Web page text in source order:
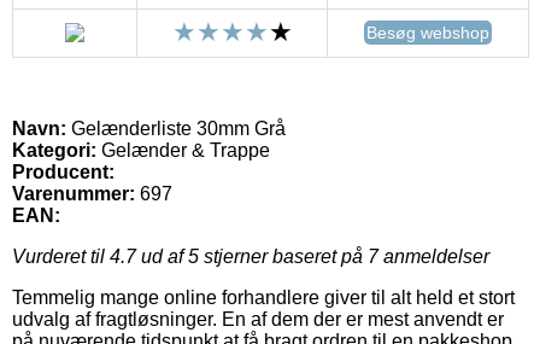
Besøg webshop
Navn: Gelænderliste 30mm Grå
Kategori: Gelænder & Trappe
Producent:
Varenummer: 697
EAN:
Vurderet til 4.7ud af 5 stjerner baseret på 7anmeldelser
Temmelig mange online forhandlere giver til alt held et stort
udvalg af fragtløsninger. En af dem der er mest anvendt er